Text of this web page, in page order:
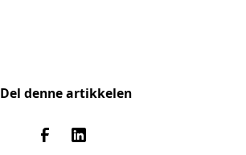
Del denne artikkelen